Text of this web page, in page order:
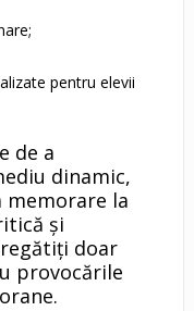
pentru elevii
de a
dinamic,
memorare la
și
doar
provocările